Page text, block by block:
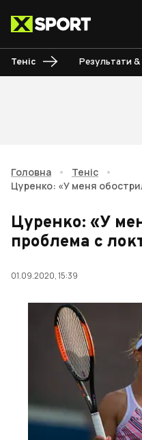
Теніс Результати
Головна • Теніс
•
Цуренко: «У меня
Цуренко: «У
проблема с
01.09.2020, 15:39